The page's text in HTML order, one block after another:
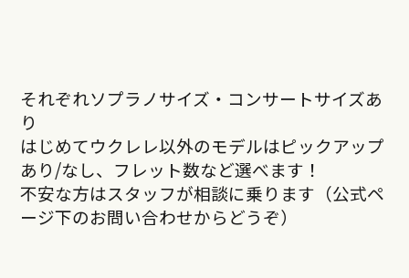
それぞれソプラノサイズ・コンサートサイズあ
り
はじめてウクレレ以外のモデルはピックアップ
あり/なし、フレット数など選べます！
不安な方はスタッフが相談に乗ります（公式ペ
ージ下のお問い合わせからどうぞ）